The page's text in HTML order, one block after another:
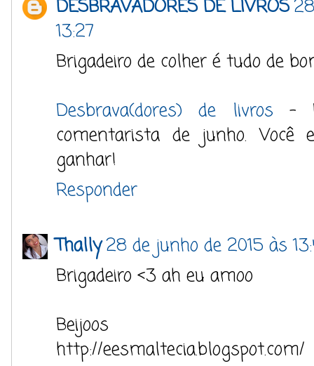
DESBRAVADORES DE LIVROS
13:27
Brigadeiro de colher é tudo de
Desbrava(dores) de livros -
comentarista de junho. Você
ganhar!
Responder
Thally28 de junho de 2015 às
Brigadeiro <3 ah eu amoo
Beijoos
http://eesmaltecia.blogspot.com/